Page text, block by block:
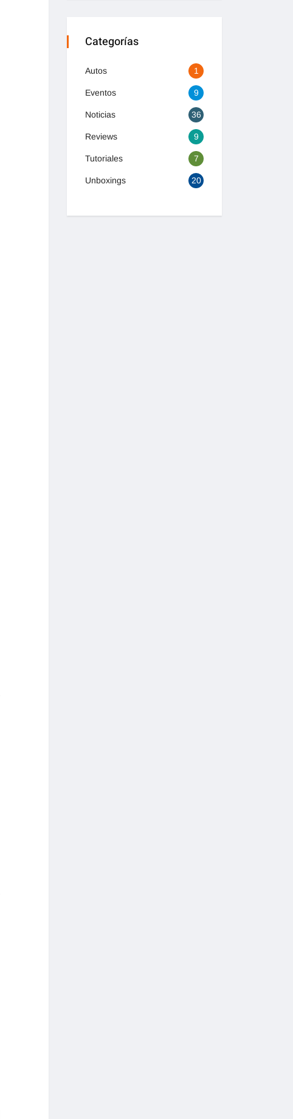
Categorías
Autos 1
Eventos 9
Noticias 36
Reviews 9
Tutoriales 7
Unboxings 20